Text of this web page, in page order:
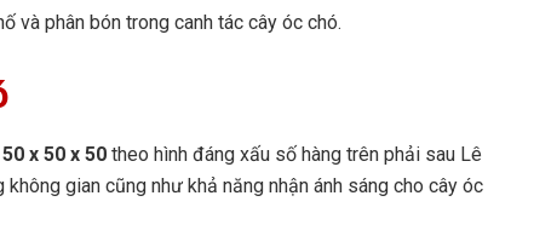
và phân bón trong canh tác cây óc chó.
x 50 x 50 theo hình đáng xấu số hàng trên phải sau Lê
gian cũng như khả năng nhận ánh sáng cho cây óc